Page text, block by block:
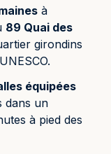
à
89 Quai des
girondins
équipées
dans un
à pied des